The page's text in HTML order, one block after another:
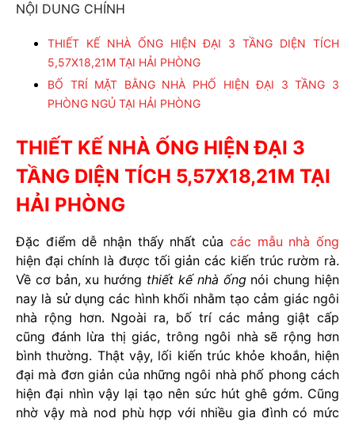
NỘI DUNG CHÍNH
THIẾT KẾ NHÀ ỐNG HIỆN ĐẠI 3 TẦNG DIỆN TÍCH
5,57X18,21M TẠI HẢI PHÒNG
BỐ TRÍ MẶT BẰNG NHÀ PHỐ HIỆN ĐẠI 3 TẦNG 3
PHÒNG NGỦ TẠI HẢI PHÒNG
THIẾT KẾ NHÀ ỐNG HIỆN ĐẠI 3
TẦNG DIỆN TÍCH 5,57X18,21M TẠI
HẢI PHÒNG
Đặc điểm dễ nhận thấy nhất của các mẫu nhà ống
hiện đại chính là được tối giản các kiến trúc rườm rà.
Về cơ bản, xu hướng thiết kế nhà ốngnói chung hiện
nay là sử dụng các hình khối nhằm tạo cảm giác ngôi
nhà rộng hơn. Ngoài ra, bố trí các mảng giật cấp
cũng đánh lừa thị giác, trông ngôi nhà sẽ rộng hơn
bình thường. Thật vậy, lối kiến trúc khỏe khoắn, hiện
đại mà đơn giản của những ngôi nhà phố phong cách
hiện đại nhìn vậy lại tạo nên sức hút ghê gớm. Cũng
nhờ vậy mà nod phù hợp với nhiều gia đình có mức